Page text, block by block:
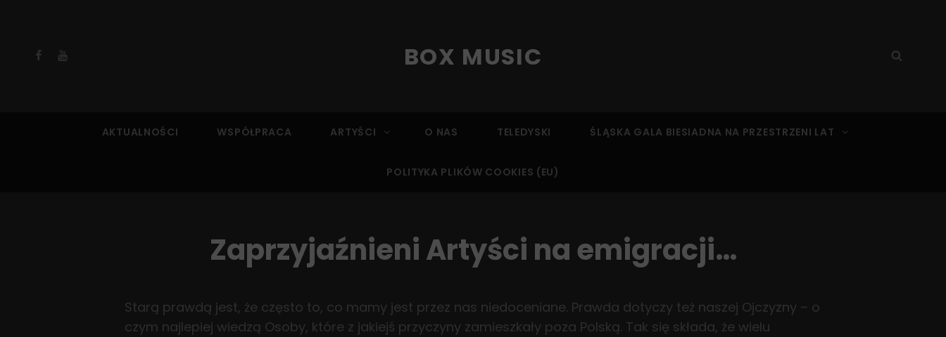
Facebook
YouTube BOX MUSIC
Search
AKTUALNOŚCI WSPÓŁPRACA ARTYŚCI O NAS TELEDYSKI ŚLĄSKA GALA BIESIADNA NA PRZESTRZENI LAT
POLITYKA PLIKÓW COOKIES (EU)
Zaprzyjaźnieni Artyści na emigracji…
Starą prawdą jest, że często to, co mamy jest przez nas niedoceniane. Prawda dotyczy też naszej Ojczyzny – o
czym najlepiej wiedzą Osoby, które z jakiejś przyczyny zamieszkały poza Polską. Tak się składa, że wielu